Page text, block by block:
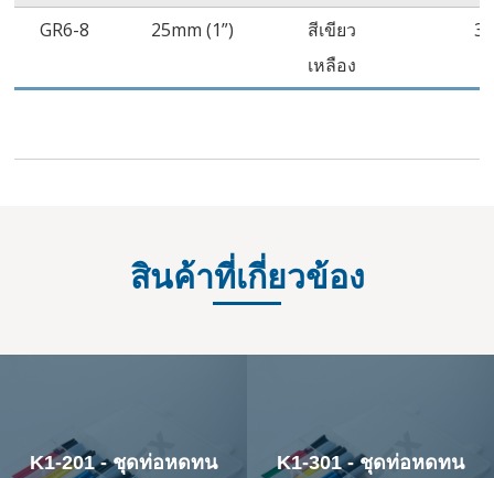
GR6-8 25mm (1”)
สีเขียว
เหลือง
3
สินค้าที่เกี่ยวข้อง
K1-301 - ชุดท่อหดทน
K2 - ชุดท่อหดทนความ